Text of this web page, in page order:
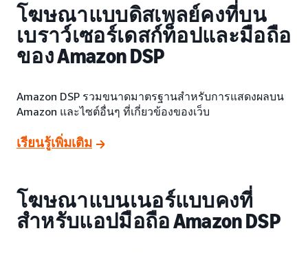
โฆษณาแบบดิสเพลย์คงที่บน
เบราว์เซอร์เดสก์ท็อปและมือถือ
ของ Amazon DSP
Amazon DSP รวมขนาดมาตรฐานสำหรับการแสดงผลบน
Amazon และไซต์อื่นๆ ที่เกี่ยวข้องของเว็บ
เรียนรู้เพิ่มเติม
โฆษณาแบนเนอร์แบบคงที่
สำหรับแอปมือถือ Amazon DSP